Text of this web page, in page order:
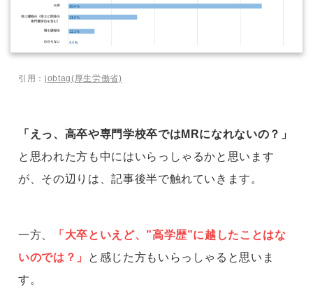
引用：jobtag(厚生労働省)
「えっ、高卒や専門学校卒ではMRになれないの？」
と思われた方も中にはいらっしゃるかと思います
が、その辺りは、記事後半で触れていきます。
一方、
「大卒といえど、”高学歴”に越したことはな
いのでは？」
と感じた方もいらっしゃると思いま
す。